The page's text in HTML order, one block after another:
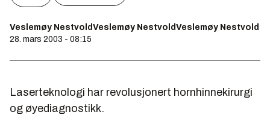
Veslemøy NestvoldVeslemøy NestvoldVeslemøy Nestvold
28. mars 2003 - 08:15
Laserteknologi har revolusjonert hornhinnekirurgi
og øyediagnostikk.